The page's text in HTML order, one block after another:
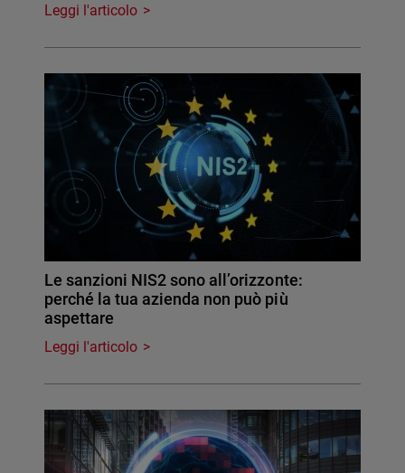
Leggi l'articolo
Le sanzioni NIS2 sono all’orizzonte:
perché la tua azienda non può più
aspettare
Leggi l'articolo